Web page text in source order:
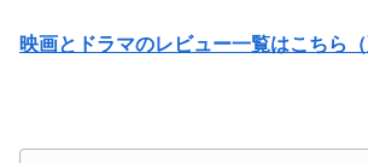
映画とドラマのレビュー一覧はこちら（